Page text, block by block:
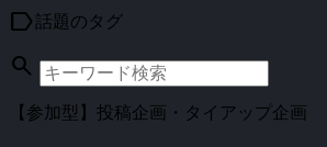
label話題のタグ
search
【参加型】投稿企画・タイアップ企画